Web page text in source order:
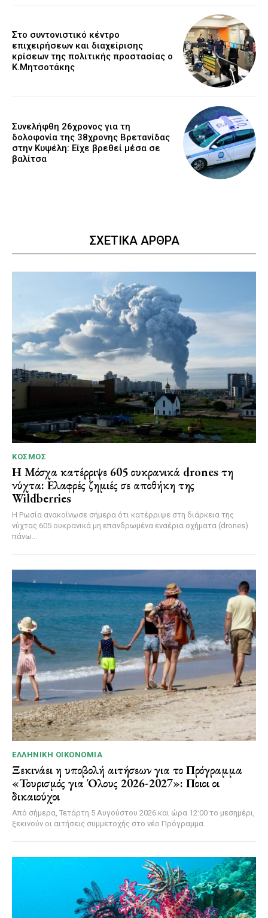
Στο συντονιστικό κέντρο
επιχειρήσεων και διαχείρισης
κρίσεων της πολιτικής προστασίας ο
Κ.Μητσοτάκης
Συνελήφθη 26χρονος για τη
δολοφονία της 38χρονης Βρετανίδας
στην Κυψέλη: Είχε βρεθεί μέσα σε
βαλίτσα
ΣΧΕΤΙΚΑ ΑΡΘΡΑ
ΚΌΣΜΟΣ
Η Μόσχα κατέρριψε 605 ουκρανικά drones τη
νύχτα: Ελαφρές ζημιές σε αποθήκη της
Wildberries
Η Ρωσία ανακοίνωσε σήμερα ότι κατέρριψε στη διάρκεια της
νύχτας 605 ουκρανικά μη επανδρωμένα εναέρια οχήματα (drones)
πάνω...
ΕΛΛΗΝΙΚΉ ΟΙΚΟΝΟΜΊΑ
Ξεκινάει η υποβολή αιτήσεων για το Πρόγραμμα
«Τουρισμός για Όλους 2026-2027»: Ποιοι οι
δικαιούχοι
Από σήμερα, Τετάρτη 5 Αυγούστου 2026 και ώρα 12:00 το μεσημέρι,
ξεκινούν οι αιτήσεις συμμετοχής στο νέο Πρόγραμμα...